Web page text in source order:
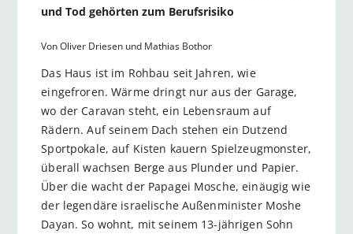
und Tod gehörten zum Berufsrisiko
Von Oliver Driesen und Mathias Bothor
Das Haus ist im Rohbau seit Jahren, wie
eingefroren. Wärme dringt nur aus der Garage,
wo der Caravan steht, ein Lebensraum auf
Rädern. Auf seinem Dach stehen ein Dutzend
Sportpokale, auf Kisten kauern Spielzeugmonster,
überall wachsen Berge aus Plunder und Papier.
Über die wacht der Papagei Mosche, einäugig wie
der legendäre israelische Außenminister Moshe
Dayan. So wohnt, mit seinem 13-jährigen Sohn